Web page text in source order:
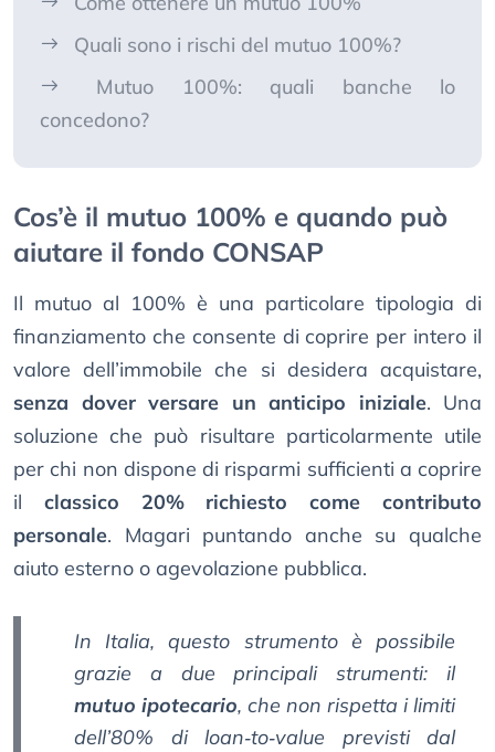
Quali sono i rischi del mutuo 100%?
Mutuo 100%: quali banche lo
concedono?
Cos’è il mutuo 100% e quando può
aiutare il fondo CONSAP
Il mutuo al 100% è una particolare tipologia di
finanziamento che consente di coprire per intero il
valore dell’immobile che si desidera acquistare,
senza dover versare un anticipo iniziale. Una
soluzione che può risultare particolarmente utile
per chi non dispone di risparmi sufficienti a coprire
il classico 20% richiesto come contributo
personale. Magari puntando anche su qualche
aiuto esterno o agevolazione pubblica.
In Italia, questo strumento è possibile
grazie a due principali strumenti: il
mutuo ipotecario, che non rispetta i limiti
dell’80% di loan‑to‑value previsti dal